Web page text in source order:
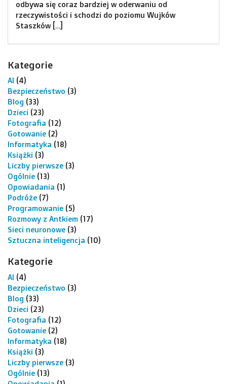
odbywa się coraz bardziej w oderwaniu od
rzeczywistości i schodzi do poziomu Wujków
Staszków […]
Kategorie
AI (4)
Bezpieczeństwo (3)
Blog (33)
Dzieci (23)
Fotografia (12)
Gotowanie (2)
Informatyka (18)
Książki (3)
Liczby pierwsze (3)
Ogólnie (13)
Opowiadania (1)
Podróże (7)
Programowanie (5)
Rozmowy z Antkiem (17)
Sieci neuronowe (3)
Sztuczna inteligencja (10)
Kategorie
AI (4)
Bezpieczeństwo (3)
Blog (33)
Dzieci (23)
Fotografia (12)
Gotowanie (2)
Informatyka (18)
Książki (3)
Liczby pierwsze (3)
Ogólnie (13)